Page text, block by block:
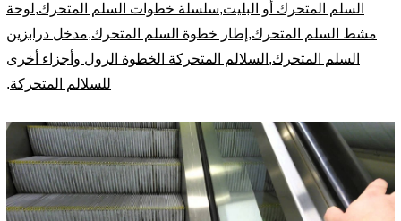
السلم المتحرك أو البليت,سلسلة خطوات السلم المتحرك,لوحة
مشط السلم المتحرك, إطار خطوة السلم المتحرك,مدخل درابزين
السلم المتحرك, السلالم المتحركة الخطوة الرول و أجزاء أخرى
للسلالم المتحركة.